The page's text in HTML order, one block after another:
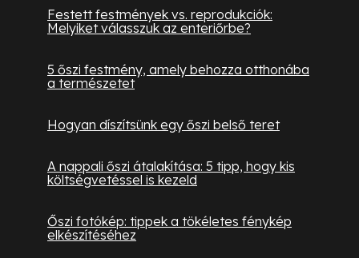
Festett festmények vs. reprodukciók:
Melyiket válasszuk az enteriőrbe?
5 őszi festmény, amely behozza otthonába
a természetet
Hogyan díszítsünk egy őszi belső teret
A nappali őszi átalakítása: 5 tipp, hogy kis
költségvetéssel is kezeld
Őszi fotókép: tippek a tökéletes fénykép
elkészítéséhez